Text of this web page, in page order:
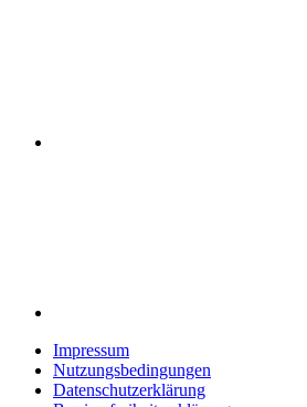
Impressum
Nutzungsbedingungen
Datenschutzerklärung